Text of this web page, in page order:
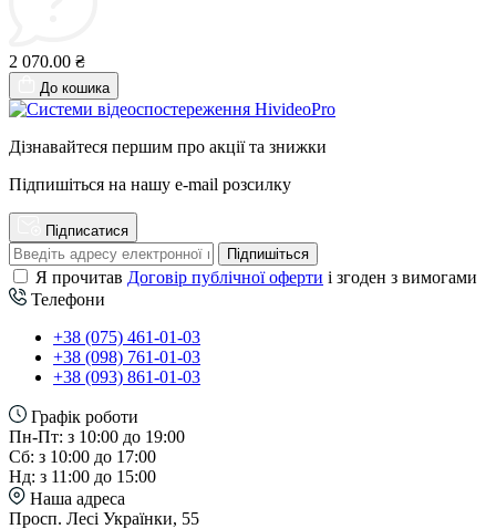
2 070.00 ₴
До кошика
Дізнавайтеся першим про акції та знижки
Підпишіться на нашу e-mail розсилку
Підписатися
Підпишіться
Я прочитав Договір публічної оферти і згоден з вимогами
Телефони
+38 (075) 461-01-03
+38 (098) 761-01-03
+38 (093) 861-01-03
Графік роботи
Пн-Пт: з 10:00 до 19:00
Сб: з 10:00 до 17:00
Нд: з 11:00 до 15:00
Наша адреса
Просп. Лесі Українки, 55